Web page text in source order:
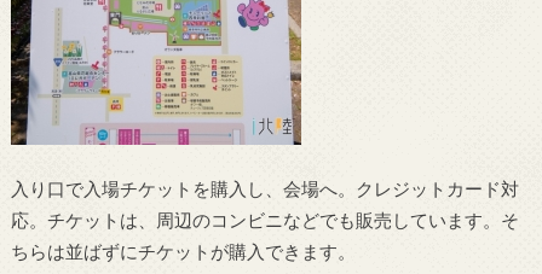
入り口で入場チケットを購入し、会場へ。クレジットカード対
応。チケットは、周辺のコンビニなどでも販売しています。そ
ちらは並ばずにチケットが購入できます。